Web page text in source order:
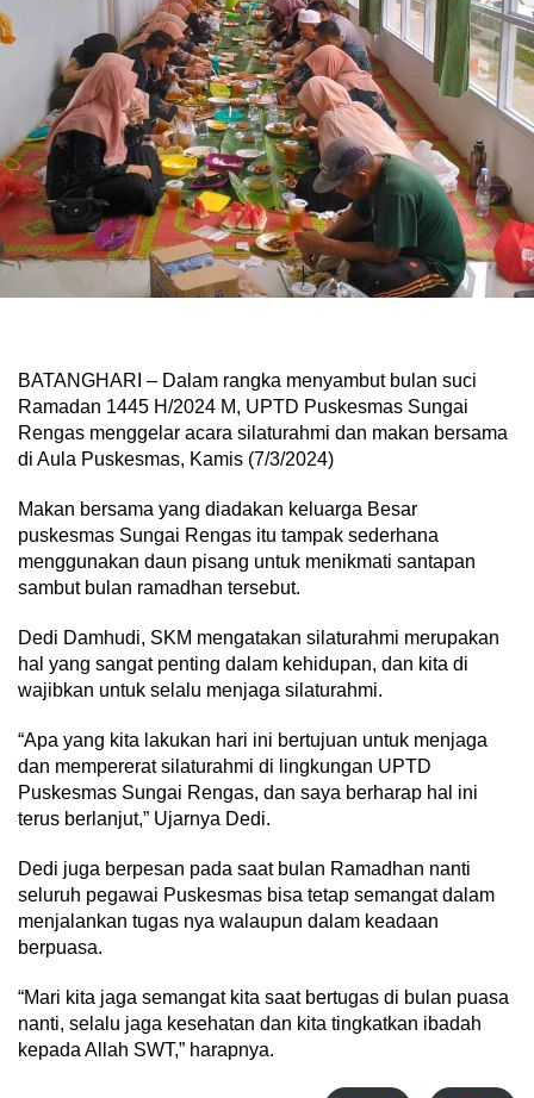
BATANGHARI – Dalam rangka menyambut bulan suci
Ramadan 1445 H/2024 M, UPTD Puskesmas Sungai
Rengas menggelar acara silaturahmi dan makan bersama
di Aula Puskesmas, Kamis (7/3/2024)
Makan bersama yang diadakan keluarga Besar
puskesmas Sungai Rengas itu tampak sederhana
menggunakan daun pisang untuk menikmati santapan
sambut bulan ramadhan tersebut.
Dedi Damhudi, SKM mengatakan silaturahmi merupakan
hal yang sangat penting dalam kehidupan, dan kita di
wajibkan untuk selalu menjaga silaturahmi.
“Apa yang kita lakukan hari ini bertujuan untuk menjaga
dan mempererat silaturahmi di lingkungan UPTD
Puskesmas Sungai Rengas, dan saya berharap hal ini
terus berlanjut,” Ujarnya Dedi.
Dedi juga berpesan pada saat bulan Ramadhan nanti
seluruh pegawai Puskesmas bisa tetap semangat dalam
menjalankan tugas nya walaupun dalam keadaan
berpuasa.
“Mari kita jaga semangat kita saat bertugas di bulan puasa
nanti, selalu jaga kesehatan dan kita tingkatkan ibadah
kepada Allah SWT,” harapnya.